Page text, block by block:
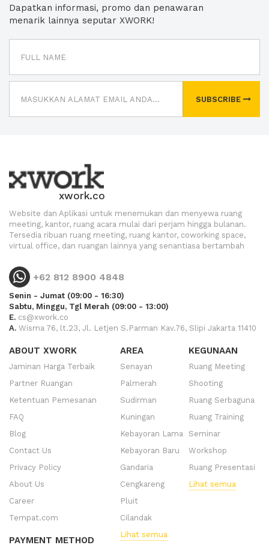
Dapatkan informasi, promo dan penawaran
menarik lainnya seputar XWORK!
SUBSCRIBE
xwork.co
Website dan Aplikasi untuk menemukan dan menyewa ruang
meeting, kantor, ruang acara mulai dari perjam hingga bulanan.
Tersedia ribuan ruang meeting, ruang kantor, coworking space,
virtual office, dan ruangan lainnya yang senantiasa bertambah
+62 812 8900 4848
Senin - Jumat (09:00 - 16:30)
Sabtu, Minggu, Tgl Merah (09:00 - 13:00)
E. cs@xwork.co
A. Wisma 76, lt.23, Jl. Letjen S.Parman Kav.76, Slipi Jakarta 11410
ABOUT XWORK
Jaminan Harga Terbaik
Partner Ruangan
Ketentuan Pemesanan
FAQ
Blog
Contact Us
Privacy Policy
About Us
Career
Tempat.com
PAYMENT METHOD
AREA
Senayan
Palmerah
Sudirman
Kuningan
Kebayoran Lama
Kebayoran Baru
Gandaria
Cengkareng
Pluit
Cilandak
Lihat semua
KEGUNAAN
Ruang Meeting
Shooting
Ruang Serbaguna
Ruang Training
Seminar
Workshop
Ruang Presentasi
Lihat semua